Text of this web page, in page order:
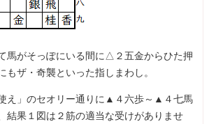
馬がそっぽにいる間に△２五金からひた押
もザ・奇襲といった指しまわし。
え」のセオリー通りに▲４六歩～▲４七馬
結果１図は２筋の適当な受けがありませ